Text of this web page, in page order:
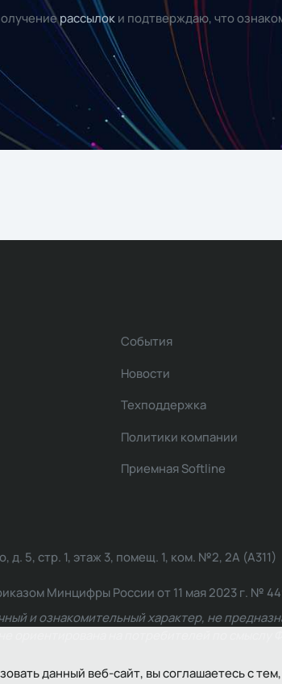
рассылок и подтверждаю, что
данный веб-сайт, вы соглашаетесь с
События
Новости
Техподдержка
Политики компании
Приемная Softline
д. 5, стр. 1, этаж 3, помещ. 1, ком. №2, 2А (А311)
Минцифры России от 11 мая 2023 г. №
и ознакомительный характер, не